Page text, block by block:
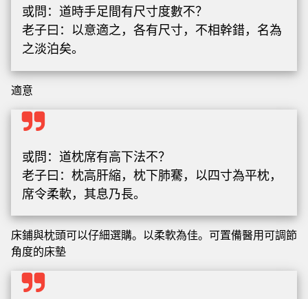
或問：道時手足間有尺寸度數不？
老子曰：以意適之，各有尺寸，不相幹錯，名為
之淡泊矣。
適意
或問：道枕席有高下法不？
老子曰：枕高肝縮，枕下肺騫，以四寸為平枕，
席令柔軟，其息乃長。
床鋪與枕頭可以仔細選購。以柔軟為佳。可置備醫用可調節
角度的床墊